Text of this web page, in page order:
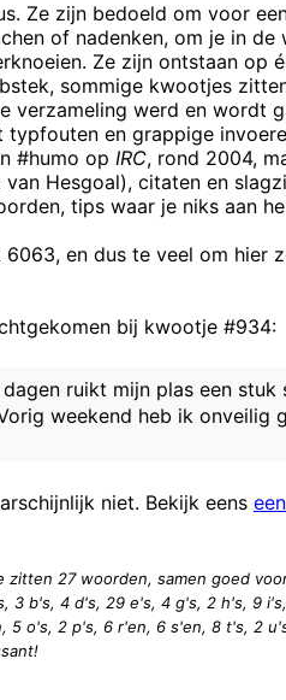
Scheten laten tijdens seks, tien tips
Laat je scheten LUID!!
paard laat wel eens iets vallen
Slenterend en met een bleek
gezicht strompelt hij over de stoep.
thc wa HE WORE A TOOTH FROM
waar rook is kan worst zijn
Allochtre
|⬤/| [!!ii] |⬤/| ✓ıNㄚ└
over Achelse tennisclub: ex-
nog langszijk. Dompi vindt het
moet op een fiets leren rijden he
als alles weg is of is een bepaald
Ze zijn bedoeld om voor
of nadenken, om je in de
Ze zijn ontstaan op
sommige kwootjes
verzameling werd en wordt
typfouten en grappige
#humo op IRC, rond 2004,
Hesgoal), citaten en
tips waar je niks aan
en dus te veel om hier
bij kwootje #934:
dagen ruikt mijn plas een
weekend heb ik onveilig
niet. Bekijk eens
zitten 27 woorden, samen goed
3 b's, 4 d's, 29 e's, 4 g's, 2 h's, 9
5 o's, 2 p's, 6 r'en, 6 s'en, 8 t's, 2